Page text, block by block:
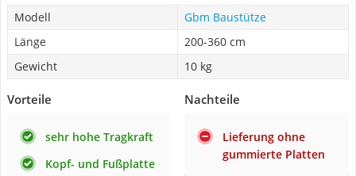
Modell
Gbm Baustütze
Länge
200-360 cm
Gewicht
10 kg
Vorteile
sehr hohe Tragkraft
Kopf- und Fußplatte
Nachteile
Lieferung ohne
gummierte Platten